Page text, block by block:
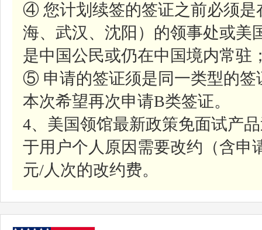
④ 您计划续签的签证之前必须是
海、武汉、沈阳）的领事处或美
是中国公民或仍在中国境内常驻
⑤ 申请的签证须是同一类型的签
本次希望再次申请B类签证。
4、美国领馆最新政策免面试产
于用户个人原因需要改约（含申
元/人次的改约费。